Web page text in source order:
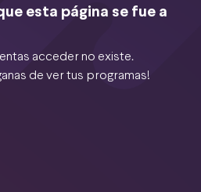
esta página se fue a
acceder no existe.
de ver tus programas!